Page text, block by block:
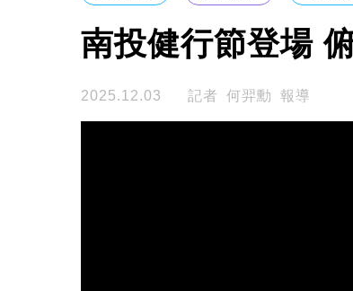
南投健行節登場
2025.12.03 記者 何羿勳 報導